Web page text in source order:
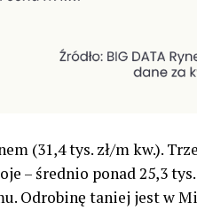
(31,4 tys. zł/m kw.).
– średnio ponad 25,3
Odrobinę taniej jest w